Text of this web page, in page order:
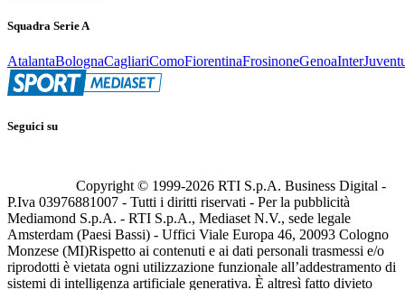
Squadra Serie A
AtalantaBolognaCagliariComoFiorentinaFrosinoneGenoaInter
Seguici su
Copyright © 1999-2026 RTI S.p.A. Business Digital -
P.Iva 03976881007 - Tutti i diritti riservati - Per la pubblicità
Mediamond S.p.A. - RTI S.p.A., Mediaset N.V., sede legale
Amsterdam (Paesi Bassi) - Uffici Viale Europa 46, 20093 Cologno
Monzese (MI)Rispetto ai contenuti e ai dati personali trasmessi e/o
riprodotti è vietata ogni utilizzazione funzionale all’addestramento di
sistemi di intelligenza artificiale generativa. È altresì fatto divieto